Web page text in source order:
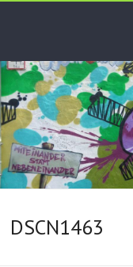
DSCN1463